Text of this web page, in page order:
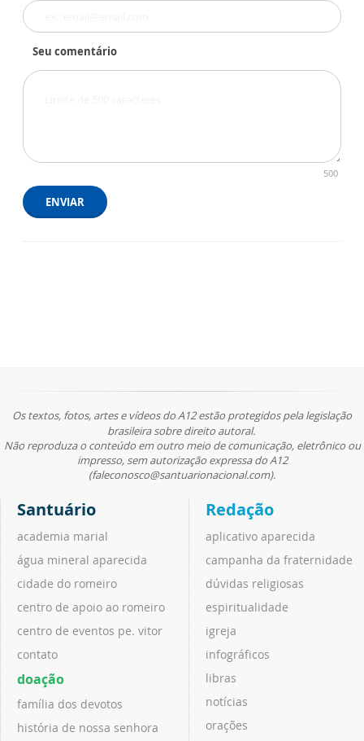
Seu comentário
500
ENVIAR
Os textos, fotos, artes e vídeos do A12 estão protegidos pela legislação
brasileira sobre direito autoral.
Não reproduza o conteúdo em outro meio de comunicação, eletrônico ou
impresso, sem autorização expressa do A12
(faleconosco@santuarionacional.com).
Santuário
academia marial
água mineral aparecida
cidade do romeiro
centro de apoio ao romeiro
centro de eventos pe. vitor
contato
doação
família dos devotos
história de nossa senhora
Redação
aplicativo aparecida
campanha da fraternidade
dúvidas religiosas
espiritualidade
igreja
infográficos
libras
notícias
orações